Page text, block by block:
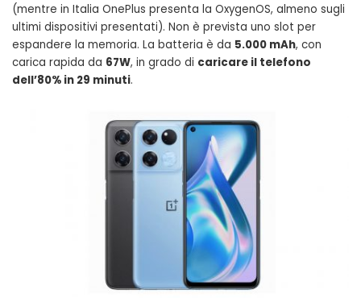
(mentre in Italia OnePlus presenta la OxygenOS, almeno sugli
ultimi dispositivi presentati). Non è prevista uno slot per
espandere la memoria. La batteria è da 5.000 mAh, con
carica rapida da 67W, in grado di caricare il telefono
dell’80% in 29 minuti.